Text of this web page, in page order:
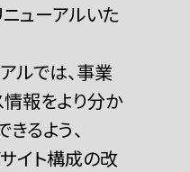
ューアルいた
ルでは、事業
報をより分か
るよう、
イト構成の改